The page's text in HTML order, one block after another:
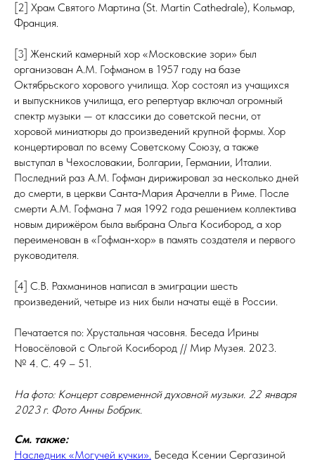
[2] Храм Святого Мартина (St. Martin Cathedrale), Кольмар,
Франция.
[3] Женский камерный хор «Московские зори» был
организован А.М. Гофманом в 1957 году на базе
Октябрьского хорового училища. Хор состоял из учащихся
и выпускников училища, его репертуар включал огромный
спектр музыки — от классики до советской песни, от
хоровой миниатюры до произведений крупной формы. Хор
концертировал по всему Советскому Союзу, а также
выступал в Чехо­сло­ва­кии, Болгарии, Германии, Италии.
Последний раз А.М. Гофман дирижировал за несколько дней
до смерти, в церкви Санта‑Мария Арачелли в Риме. После
смерти А.М. Гофмана 7 мая 1992 года решением коллектива
новым дирижёром была выбрана Ольга Косибород, а хор
переименован в «Гофман‑хор» в память создателя и первого
руководителя.
[4] С.В. Рахманинов написал в эмиграции шесть
произведений, четыре из них были начаты ещё в России.
Печатается по: Хрустальная часовня. Беседа Ирины
Новосёловой с Ольгой Косибород // Мир Музея. 2023.
№ 4. С. 49 – 51.
На фото: Концерт современной духовной музыки. 22 января
2023 г. Фото Анны Бобрик.
См. также:
Наследник «Могучей кучки». Беседа Ксении Сергазиной